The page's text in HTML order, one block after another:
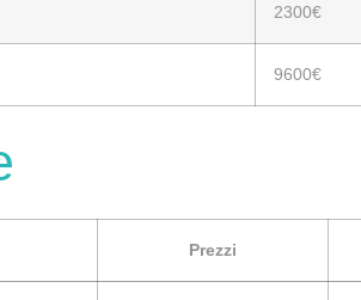
2300€
9600€
Prezzi